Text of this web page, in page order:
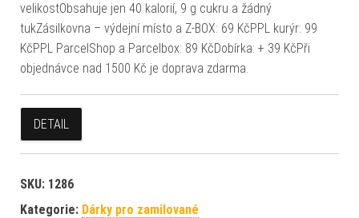
velikostObsahuje jen 40 kalorií, 9 g cukru a žádný
tukZásilkovna – výdejní místo a Z-BOX: 69 KčPPL kurýr: 99
KčPPL ParcelShop a Parcelbox: 89 KčDobírka: + 39 KčPři
objednávce nad 1500 Kč je doprava zdarma.
DETAIL
SKU: 1286
Kategorie: Dárky pro zamilované